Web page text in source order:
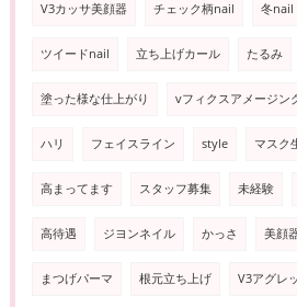
V3カッサ美顔器 チェック柄nail 冬nail
ツイードnail 立ち上げカール たるみ
塗った様な仕上がり vフィクスアメージン
ハリ フェイスライン style マスク
高まってます スタッフ募集 未経験
高待遇 ジヨンネイル かっさ 美顔
まつげパーマ 根元立ち上げ V3アグレ